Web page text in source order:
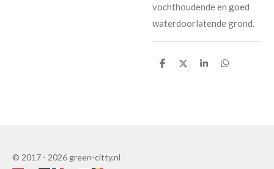
vochthoudende en goed
waterdoorlatende grond.
D
D
D
D
© 2017 - 2026 green-citty.nl